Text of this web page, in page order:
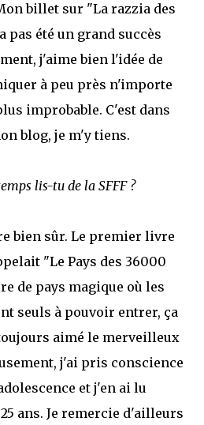
billet sur "La razzia des
pas été un grand succès
j'aime bien l'idée de
à peu près n'importe
improbable. C'est dans
blog, je m'y tiens.
lis-tu de la SFFF ?
bien sûr. Le premier livre
"Le Pays des 36000
de pays magique où les
seuls à pouvoir entrer, ça
aimé le merveilleux
j'ai pris conscience
et j'en ai lu
ans. Je remercie d'ailleurs